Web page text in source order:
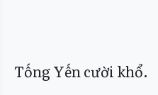
Tống Yến cười khổ.